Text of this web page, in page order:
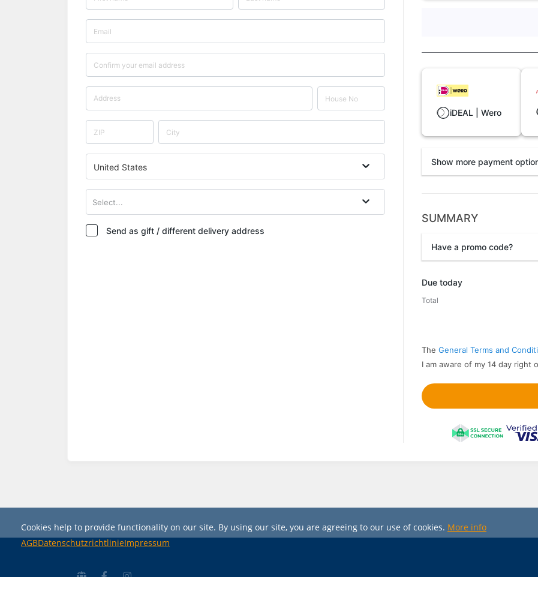
United States
Select...
Send as gift / different delivery address
iDEAL | Wero
Show more payment
Bank wire
SUMMARY
Have a promo code?
Due today
Total
The General Terms and
I am aware of my 14 day right
Cookies help to provide functionality on our site. By using our site, you are agreeing to our use of cookies. More info
AGBDatenschutzrichtlinieImpressum